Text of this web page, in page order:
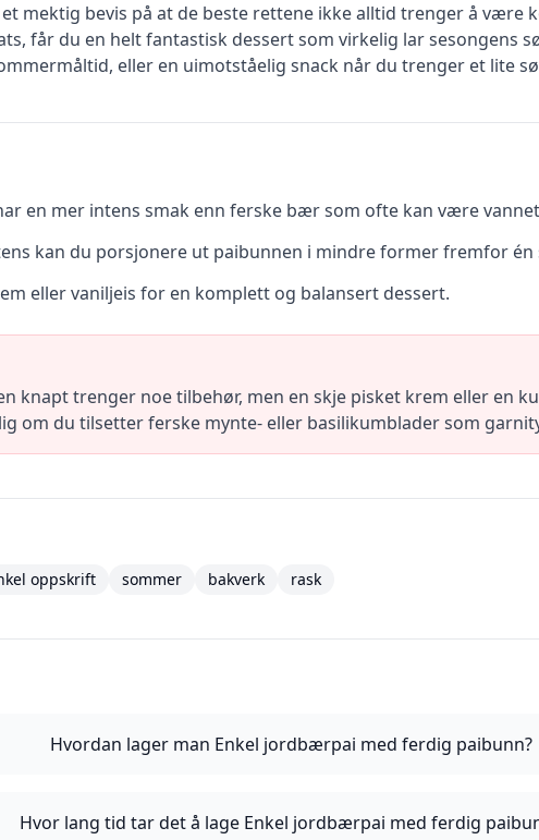
mektig bevis på at de beste rettene ikke alltid trenger å være
får du en helt fantastisk dessert som virkelig lar sesongens
eller en uimotståelig snack når du trenger et lite
en mer intens smak enn ferske bær som ofte kan være
kan du porsjonere ut paibunnen i mindre former fremfor én
eller vaniljeis for en komplett og balansert dessert.
knapt trenger noe tilbehør, men en skje pisket krem eller en
om du tilsetter ferske mynte- eller basilikumblader som
oppskrift sommer bakverk rask
Hvordan lager man Enkel jordbærpai med ferdig paibunn?
Hvor lang tid tar det å lage Enkel jordbærpai med ferdig